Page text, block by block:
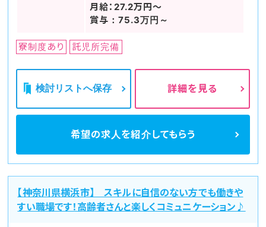
月給：27.2万円～
賞与：75.3万円～
寮制度あり 託児所完備
検討リストへ保存 詳細を見る
希望の求人を紹介してもらう
【神奈川県横浜市】 スキルに自信のない方でも働きや
すい職場です！高齢者さんと楽しくコミュニケーション♪